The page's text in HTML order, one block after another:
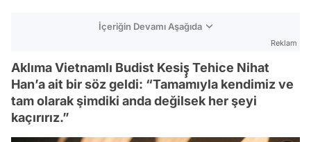
İçeriğin Devamı Aşağıda
Reklam
Aklıma Vietnamlı Budist Kesiş̧ Tehice Nihat
Han’a ait bir söz geldi: “Tamamıyla kendimiz ve
tam olarak şimdiki anda değilsek her şeyi
kaçırırız.”